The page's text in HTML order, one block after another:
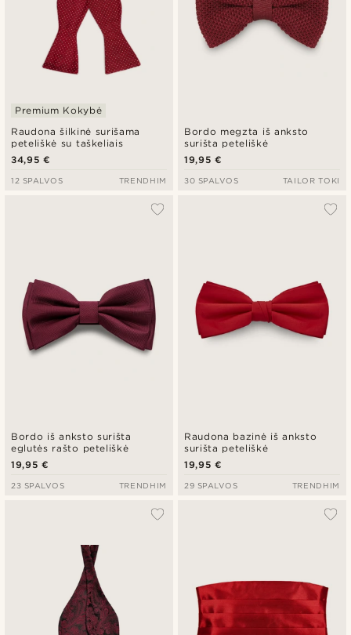
Raudona šilkinė surišama
peteliškė su taškeliais
Premium Kokybė
34,95 €
12 SPALVOS TRENDHIM
Bordo megzta iš anksto
surišta peteliškė
19,95 €
30 SPALVOS TAILOR TOKI
Bordo iš anksto surišta
eglutės rašto peteliškė
19,95 €
23 SPALVOS TRENDHIM
Raudona bazinė iš anksto
surišta peteliškė
19,95 €
29 SPALVOS TRENDHIM